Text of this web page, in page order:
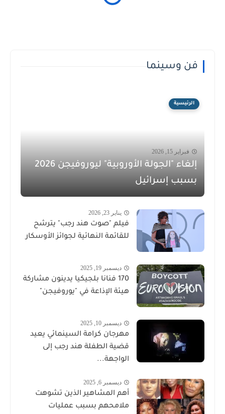
فن وسينما
الرئيسية
فبراير 15, 2026
إلغاء "الجولة الأوروبية" ليوروفيجن 2026
بسبب إسرائيل
يناير 23, 2026
فيلم "صوت هند رجب" يترشح
للقائمة النهائية لجوائز الأوسكار
ديسمبر 19, 2025
170 فنانا بلجيكيا يدينون مشاركة
هيئة الإذاعة في "يوروفيجن"
ديسمبر 10, 2025
مهرجان كرامة السينمائي يعيد
قضية الطفلة هند رجب إلى
الواجهة...
ديسمبر 6, 2025
أهم المشاهير الذين تشوهت
ملامحهم بسبب عمليات